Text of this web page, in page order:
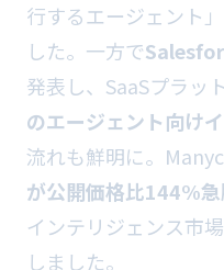
行するエージェント
した。一方で
発表し、SaaSプラッ
のエージェント向けイ
流れも鮮明に。
が公開価格比144%
インテリジェンス市
しました。